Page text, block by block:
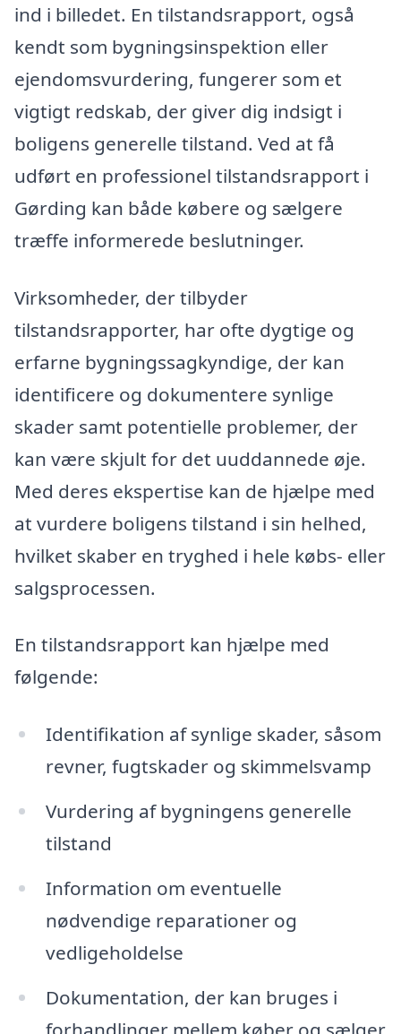
ind i billedet. En tilstandsrapport, også
kendt som bygningsinspektion eller
ejendomsvurdering, fungerer som et
vigtigt redskab, der giver dig indsigt i
boligens generelle tilstand. Ved at få
udført en professionel tilstandsrapport i
Gørding kan både købere og sælgere
træffe informerede beslutninger.
Virksomheder, der tilbyder
tilstandsrapporter, har ofte dygtige og
erfarne bygningssagkyndige, der kan
identificere og dokumentere synlige
skader samt potentielle problemer, der
kan være skjult for det uuddannede øje.
Med deres ekspertise kan de hjælpe med
at vurdere boligens tilstand i sin helhed,
hvilket skaber en tryghed i hele købs- eller
salgsprocessen.
En tilstandsrapport kan hjælpe med
følgende:
Identifikation af synlige skader, såsom
revner, fugtskader og skimmelsvamp
Vurdering af bygningens generelle
tilstand
Information om eventuelle
nødvendige reparationer og
vedligeholdelse
Dokumentation, der kan bruges i